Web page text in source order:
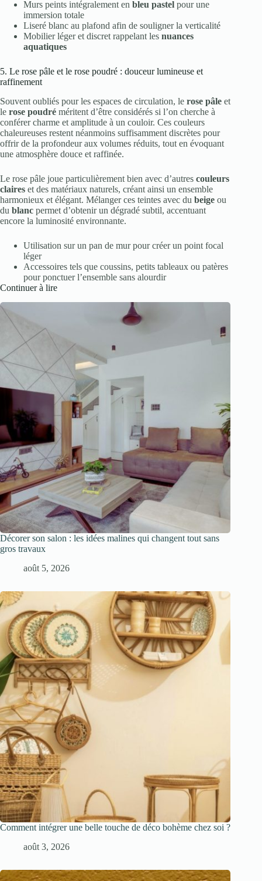
Murs peints intégralement en bleu pastel pour une
immersion totale
Liseré blanc au plafond afin de souligner la verticalité
Mobilier léger et discret rappelant les nuances
aquatiques
5. Le rose pâle et le rose poudré : douceur lumineuse et
raffinement
Souvent oubliés pour les espaces de circulation, le rose pâle et
le rose poudré méritent d’être considérés si l’on cherche à
conférer charme et amplitude à un couloir. Ces couleurs
chaleureuses restent néanmoins suffisamment discrètes pour
offrir de la profondeur aux volumes réduits, tout en évoquant
une atmosphère douce et raffinée.
Le rose pâle joue particulièrement bien avec d’autres couleurs
claires et des matériaux naturels, créant ainsi un ensemble
harmonieux et élégant. Mélanger ces teintes avec du beige ou
du blanc permet d’obtenir un dégradé subtil, accentuant
encore la luminosité environnante.
Utilisation sur un pan de mur pour créer un point focal
léger
Accessoires tels que coussins, petits tableaux ou patères
pour ponctuer l’ensemble sans alourdir
Continuer à lire
Décorer son salon : les idées malines qui changent tout sans
gros travaux
août 5, 2026
Comment intégrer une belle touche de déco bohème chez soi ?
août 3, 2026